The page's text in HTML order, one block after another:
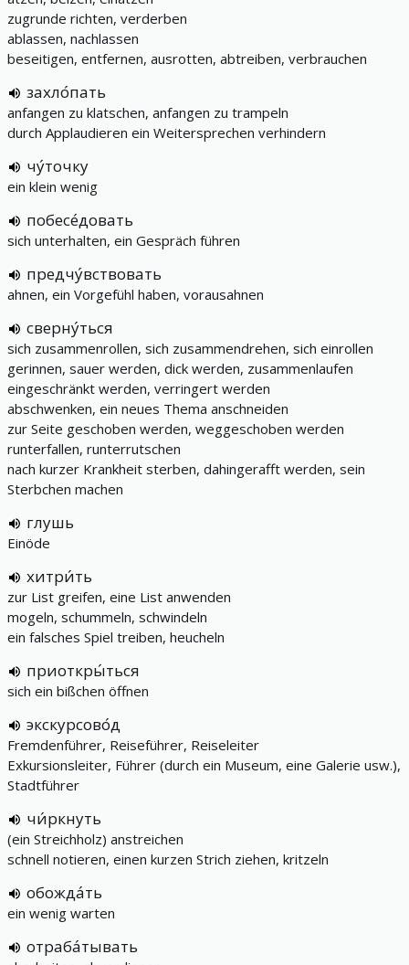
zugrunde richten, verderben
ablassen, nachlassen
beseitigen, entfernen, ausrotten, abtreiben, verbrauchen
захло́пать
anfangen zu klatschen, anfangen zu trampeln
durch Applaudieren ein Weitersprechen verhindern
чу́точку
ein klein wenig
побесе́довать
sich unterhalten, ein Gespräch führen
предчу́вствовать
ahnen, ein Vorgefühl haben, vorausahnen
сверну́ться
sich zusammenrollen, sich zusammendrehen, sich einrollen
gerinnen, sauer werden, dick werden, zusammenlaufen
eingeschränkt werden, verringert werden
abschwenken, ein neues Thema anschneiden
zur Seite geschoben werden, weggeschoben werden
runterfallen, runterrutschen
nach kurzer Krankheit sterben, dahingerafft werden, sein
Sterbchen machen
глушь
Einöde
хитри́ть
zur List greifen, eine List anwenden
mogeln, schummeln, schwindeln
ein falsches Spiel treiben, heucheln
приоткры́ться
sich ein bißchen öffnen
экскурсово́д
Fremdenführer, Reiseführer, Reiseleiter
Exkursionsleiter, Führer (durch ein Museum, eine Galerie usw.),
Stadtführer
чи́ркнуть
(ein Streichholz) anstreichen
schnell notieren, einen kurzen Strich ziehen, kritzeln
обожда́ть
ein wenig warten
отраба́тывать